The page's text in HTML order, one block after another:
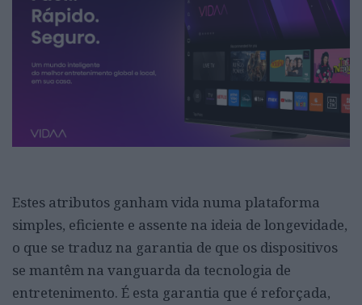
Estes atributos ganham vida numa plataforma
simples, eficiente e assente na ideia de longevidade,
o que se traduz na garantia de que os dispositivos
se mantêm na vanguarda da tecnologia de
entretenimento. É esta garantia que é reforçada,